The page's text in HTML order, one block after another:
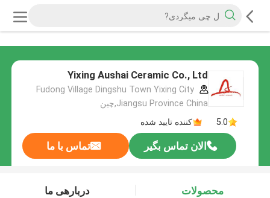
Yixing Aushai Ceramic Co., Ltd
Fudong Village Dingshu Town Yixing City
Jiangsu Province China,چین
5.0
کننده تایید شده
الان تماس بگیر تماس با ما
محصولات دربارهی ما